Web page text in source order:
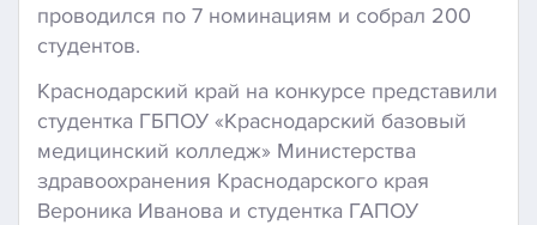
проводился по 7 номинациям и собрал 200
студентов.
Краснодарский край на конкурсе представили
студентка ГБПОУ «Краснодарский базовый
медицинский колледж» Министерства
здравоохранения Краснодарского края
Вероника Иванова и студентка ГАПОУ